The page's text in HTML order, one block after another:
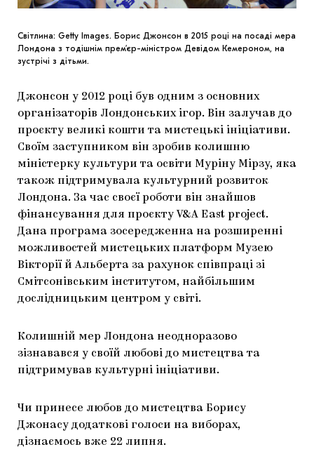
Світлина: Getty Images. Борис Джонсон в 2015 році на посаді мера
Лондона з тодішнім прем’єр-міністром Девідом Кемероном, на
зустрічі з дітьми.
Джонсон у 2012 році був одним з основних
організаторів Лондонських ігор. Він залучав до
проєкту великі кошти та мистецькі ініціативи.
Своїм заступником він зробив колишню
міністерку культури та освіти Муріну Мірзу, яка
також підтримувала культурний розвиток
Лондона. За час своєї роботи він знайшов
фінансування для проєкту V&A East project.
Дана програма зосередженна на розширенні
можливостей мистецьких платформ Музею
Вікторії й Альберта за рахунок співпраці зі
Смітсонівським інститутом, найбільшим
дослідницьким центром у світі.
Колишній мер Лондона неодноразово
зізнавався у своїй любові до мистецтва та
підтримував культурні ініціативи.
Чи принесе любов до мистецтва Борису
Джонасу додаткові голоси на виборах,
дізнаємось вже 22 липня.